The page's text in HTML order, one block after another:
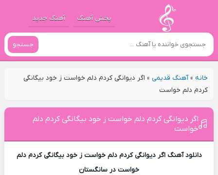
پخش آهنگ آهنگ جدید
جستجو
خانه»آهنگ قدیمی» اگر دیوانگی کردم دلم خواست ز خود بیگانگی
کردم دلم خواست
اگر دیوانگی کردم دلم خواست ز خود بیگانگی کردم دلم
خواست
دانلود آهنگ اگر دیوانگی کردم دلم خواست ز خود بیگانگی کردم دلم
خواست در سانگستان